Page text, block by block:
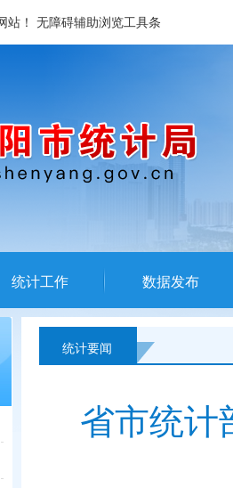
站！ 无障碍辅助浏览工具条
统计工作 数据发布
统计要闻
省市统计